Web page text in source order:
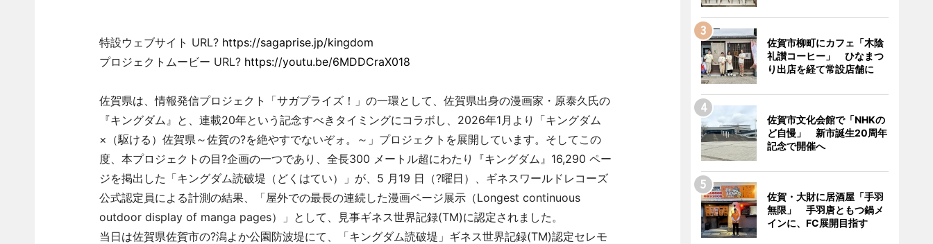
特設ウェブサイト URL? https://sagaprise.jp/kingdom
プロジェクトムービー URL? https://youtu.be/6MDDCraX018
佐賀県は、情報発信プロジェクト「サガプライズ！」の一環として、佐賀県出身の漫画家・原泰久氏の
『キングダム』と、連載20年という記念すべきタイミングにコラボし、2026年1月より「キングダム
×（駆ける）佐賀県～佐賀の?を絶やすでないぞォ。～」プロジェクトを展開しています。そしてこの
度、本プロジェクトの目?企画の一つであり、全長300 メートル超にわたり『キングダム』16,290 ペー
ジを掲出した「キングダム読破堤（どくはてい）」が、5 月19 日（?曜日）、ギネスワールドレコーズ
公式認定員による計測の結果、「屋外での最長の連続した漫画ページ展示（Longest continuous
outdoor display of manga pages）」として、見事ギネス世界記録(TM)に認定されました。
当日は佐賀県佐賀市の?潟よか公園防波堤にて、「キングダム読破堤」ギネス世界記録(TM)認定セレモ
佐賀市柳町にカフェ「木陰
礼讃コーヒー」 ひなまつ
り出店を経て常設店舗に
佐賀市文化会館で「NHKの
ど自慢」 新市誕生20周年
記念で開催へ
佐賀・大財に居酒屋「手羽
無限」 手羽唐ともつ鍋メ
インに、FC展開目指す